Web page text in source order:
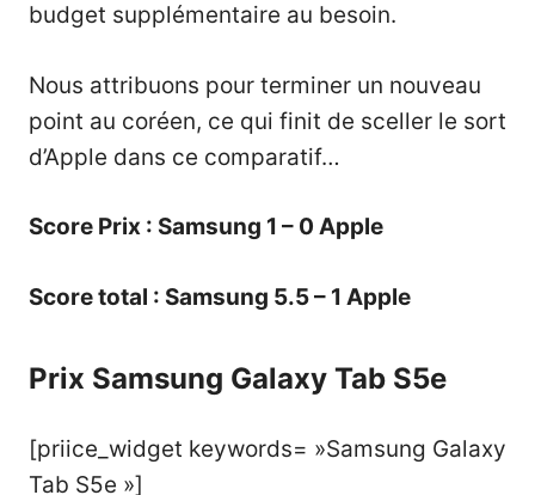
budget supplémentaire au besoin.
Nous attribuons pour terminer un nouveau
point au coréen, ce qui finit de sceller le sort
d’Apple dans ce comparatif…
Score Prix : Samsung 1 – 0 Apple
Score total : Samsung 5.5 – 1 Apple
Prix Samsung Galaxy Tab S5e
[priice_widget keywords= »Samsung Galaxy
Tab S5e »]